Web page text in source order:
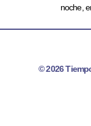
noche,
© 2026